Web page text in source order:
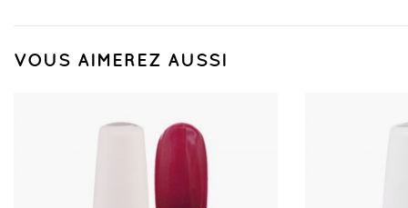
VOUS AIMEREZ AUSSI